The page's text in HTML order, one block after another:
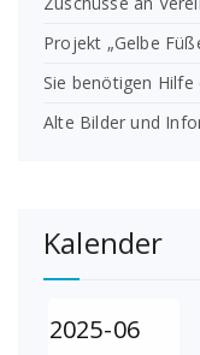
Projekt „Gelbe
Sie benötigen
Alte Bilder und
Kalender